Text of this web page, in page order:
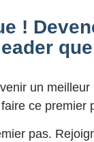
!
que
un meilleur
ce premier
pas.